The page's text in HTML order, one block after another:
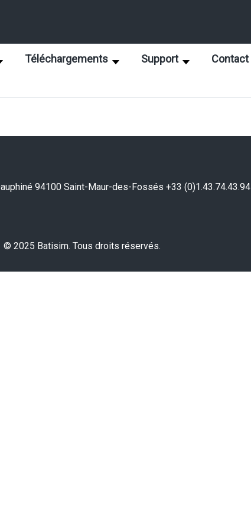
Téléchargements Support Contact
94100 Saint-Maur-des-Fossés +33 (0)1.43.74.43.94
© 2025 Batisim. Tous droits réservés.